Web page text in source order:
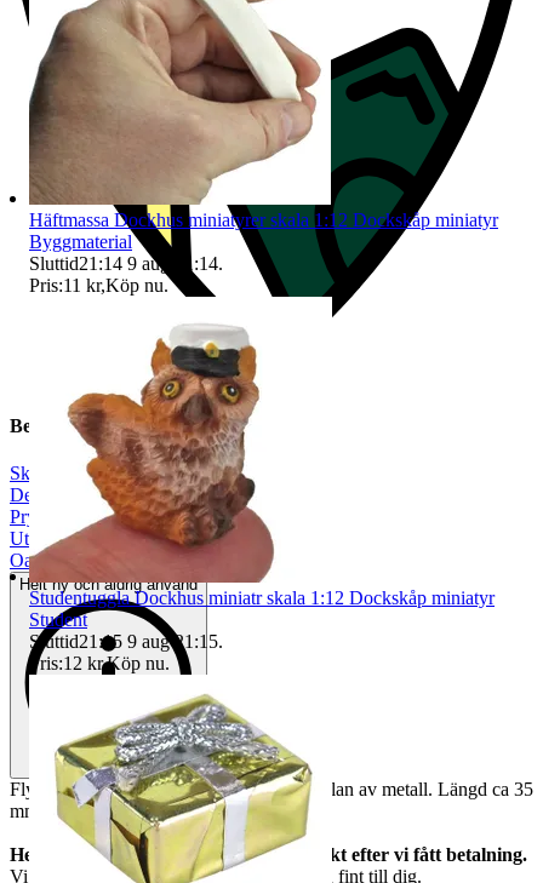
Beskrivning
Skala 1:12|
Dekoration|
Prylpaket
Utomhus|
Oanvänt
Helt ny och aldrig använd
Flygplan med blå bakvinge.Leksaksflygplan av metall. Längd ca 35
mm. Vingbredd ca 35 mm.
Helt nya och oanvända. Vi skickar direkt efter vi fått betalning.
Vi garanterar att allt kommer fram helt och fint till dig.
Häftmassa Dockhus miniatyrer skala 1:12 Dockskåp miniatyr
Byggmaterial
Sluttid21:14 9 aug 21:14.
Pris:11 kr,Köp nu.
Studentuggla Dockhus miniatr skala 1:12 Dockskåp miniatyr
Student
Sluttid21:15 9 aug 21:15.
Pris:12 kr,Köp nu.